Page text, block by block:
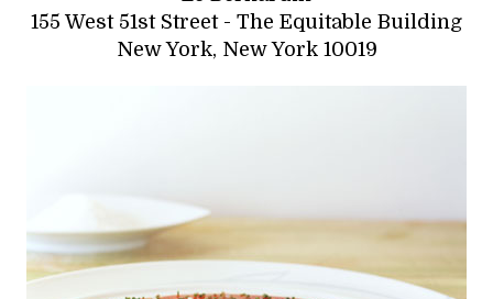
155 West 51st Street - The Equitable Building
New York, New York 10019